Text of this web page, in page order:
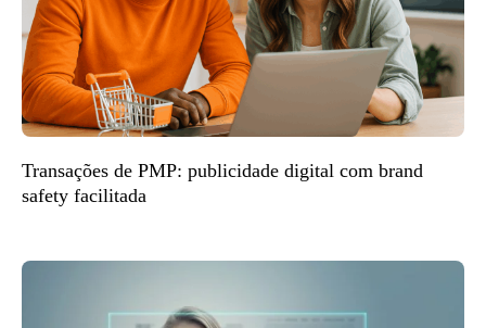
Transações de PMP: publicidade digital com brand
safety facilitada